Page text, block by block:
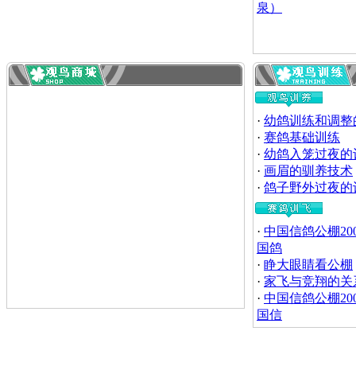
泉）
· 幼鸽训练和调整
· 赛鸽基础训练
· 幼鸽入笼过夜的
· 画眉的驯养技术
· 鸽子野外过夜的
· 中国信鸽公棚
国鸽
· 睁大眼睛看公棚
· 家飞与竞翔的关
· 中国信鸽公棚
国信